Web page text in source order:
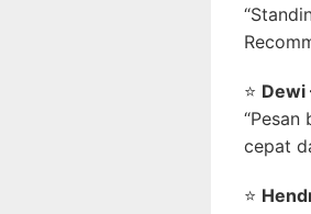
⭐ Dewi
cepat
⭐